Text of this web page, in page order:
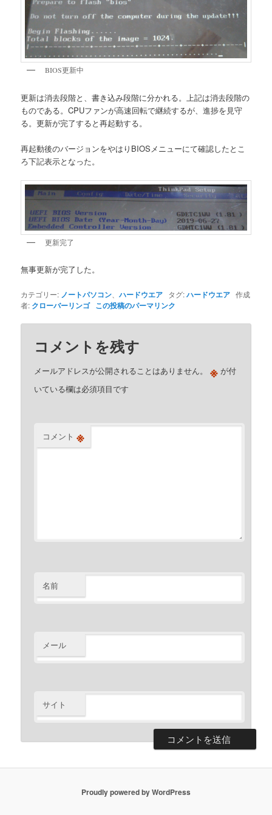
BIOS更新中
更新は消去段階と、書き込み段階に分かれる。上記は消去段階の
ものである。CPUファンが高速回転で継続するが、進捗を見守
る。更新が完了すると再起動する。
再起動後のバージョンをやはりBIOSメニューにて確認したとこ
ろ下記表示となった。
更新完了
無事更新が完了した。
カテゴリー: ノートパソコン 、ハードウエア タグ:ハードウエア 作成
者: クローバーリンゴ この投稿のパーマリンク
コメントを残す
メールアドレスが公開されることはありません。 ※ が付
いている欄は必須項目です
コメント ※
名前
メール
サイト
Proudly powered by WordPress